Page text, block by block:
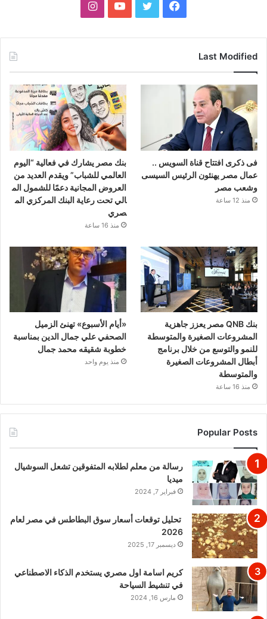
فيسبوك تويتر يوتيوبانستقرام
Last Modified
فى ذكرى افتتاح قناة السويس ..
عمال مصر يهنئون الرئيس السيسى
وشعب مصر
منذ 12 ساعة
بنك مصر يشارك في فعالية “اليوم
العالمي للشباب” ويقدم العديد من
العروض المجانية دعمًا للشمول الم
الي تحت رعاية البنك المركزي الم
صري
منذ 16 ساعة
بنك QNB مصر يعزز جاهزية
المشروعات الصغيرة والمتوسطة
للنمو والتوسع من خلال برنامج
أبطال المشروعات الصغيرة
والمتوسطة
منذ 16 ساعة
«أيام الأسبوع» تهنئ الزميل
الصحفي علي جمال الدين بمناسبة
خطوبة شقيقه محمد جمال
منذ يوم واحد
Popular Posts
رسالة من معلم لطلابه المتفوقين تشعل السوشيال
ميديا
فبراير 7, 2024
تحليل توقعات أسعار سوق البطاطس في مصر لعام
2026
ديسمبر 17, 2025
كريم اسامة اول مصري يستخدم الذكاء الاصطناعي
في تنشيط السياحة
مارس 16, 2024